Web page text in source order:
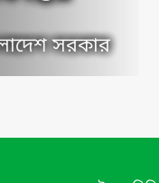
সরকার